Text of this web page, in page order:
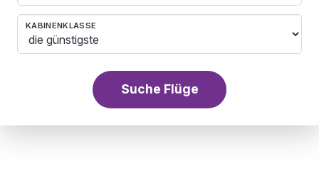
KABINENKLASSE
Suche Flüge